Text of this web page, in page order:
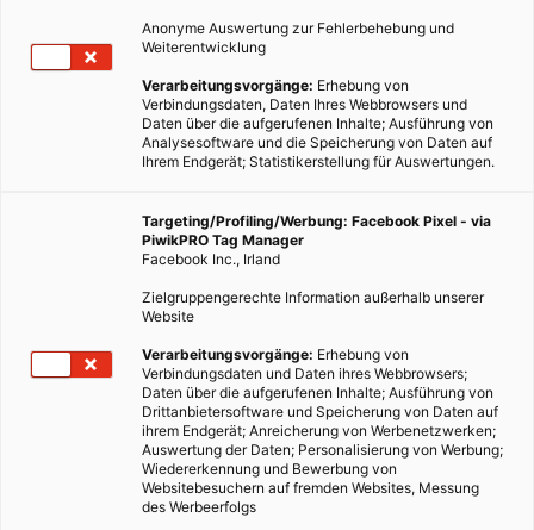
Anonyme Auswertung zur Fehlerbehebung und
Weiterentwicklung
Verarbeitungsvorgänge: Erhebung von
Verbindungsdaten, Daten Ihres Webbrowsers und
Daten über die aufgerufenen Inhalte; Ausführung von
Analysesoftware und die Speicherung von Daten auf
Ihrem Endgerät; Statistikerstellung für Auswertungen.
Targeting/Profiling/Werbung: Facebook Pixel - via
PiwikPRO Tag Manager
Facebook Inc., Irland
Zielgruppengerechte Information außerhalb unserer
Website
Verarbeitungsvorgänge: Erhebung von
Verbindungsdaten und Daten ihres Webbrowsers;
Daten über die aufgerufenen Inhalte; Ausführung von
Drittanbietersoftware und Speicherung von Daten auf
ihrem Endgerät; Anreicherung von Werbenetzwerken;
Auswertung der Daten; Personalisierung von Werbung;
Wiedererkennung und Bewerbung von
Websitebesuchern auf fremden Websites, Messung
des Werbeerfolgs